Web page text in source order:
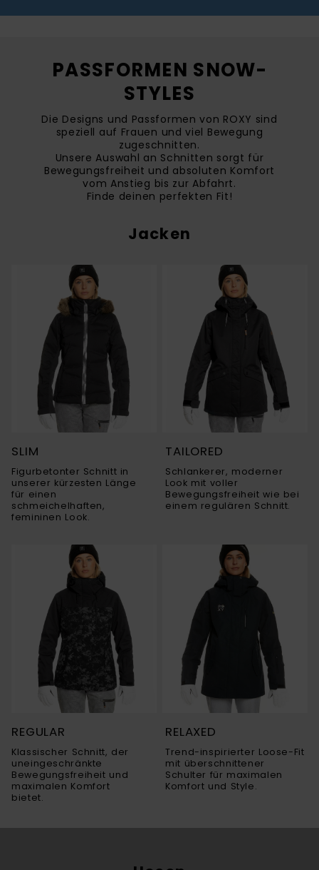
PASSFORMEN SNOW-
STYLES
Die Designs und Passformen von ROXY sind
speziell auf Frauen und viel Bewegung
zugeschnitten.
Unsere Auswahl an Schnitten sorgt für
Bewegungsfreiheit und absoluten Komfort
vom Anstieg bis zur Abfahrt.
Finde deinen perfekten Fit!
Jacken
SLIM
Figurbetonter Schnitt in
unserer kürzesten Länge
für einen
schmeichelhaften,
femininen Look.
TAILORED
Schlankerer, moderner
Look mit voller
Bewegungsfreiheit wie bei
einem regulären Schnitt.
REGULAR
Klassischer Schnitt, der
uneingeschränkte
Bewegungsfreiheit und
maximalen Komfort
bietet.
RELAXED
Trend-inspirierter Loose-Fit
mit überschnittener
Schulter für maximalen
Komfort und Style.